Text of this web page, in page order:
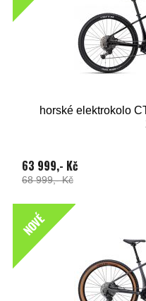
horské elektrokolo
63 999,- Kč
68 999,- Kč
NOVÉ